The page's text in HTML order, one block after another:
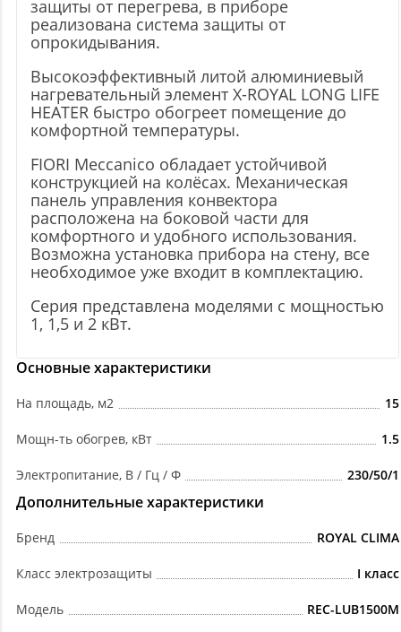
защиты от перегрева, в приборе
реализована система защиты от
опрокидывания.
Высокоэффективный литой алюминиевый
нагревательный элемент X-ROYAL LONG LIFE
HEATER быстро обогреет помещение до
комфортной температуры.
FIORI Meccanico обладает устойчивой
конструкцией на колёсах. Механическая
панель управления конвектора
расположена на боковой части для
комфортного и удобного использования.
Возможна установка прибора на стену, все
необходимое уже входит в комплектацию.
Серия представлена моделями с мощностью
1, 1,5 и 2 кВт.
Основные характеристики
На площадь, м2 15
Мощн-ть обогрев, кВт 1.5
Электропитание, В / Гц / Ф 230/50/1
Дополнительные характеристики
Бренд ROYAL CLIMA
Класс электрозащиты I класс
Модель REC-LUB1500M